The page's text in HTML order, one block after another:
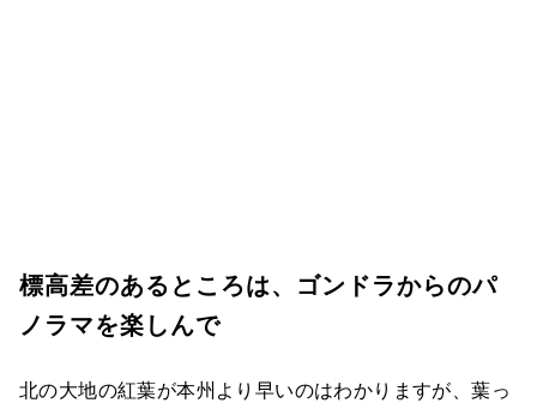
標高差のあるところは、ゴンドラからのパ
ノラマを楽しんで
北の大地の紅葉が本州より早いのはわかりますが、葉っ